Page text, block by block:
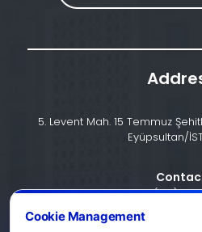
5. Levent Mah. 15 Temmuz
Eyüpsultan/
+90 (212)
Cookie Management